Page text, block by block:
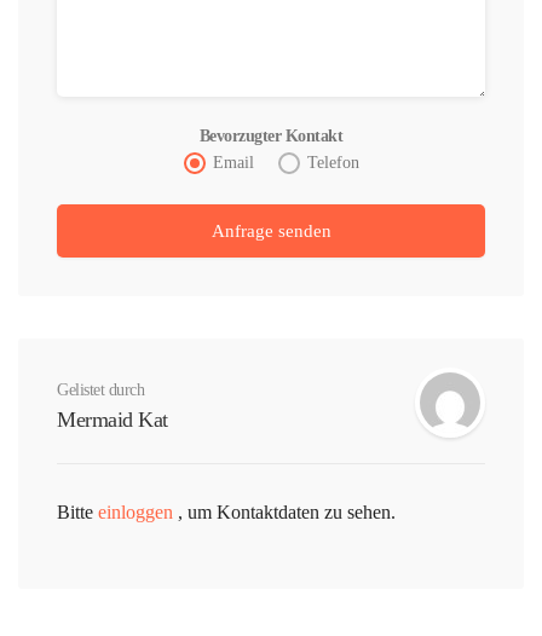
Bevorzugter Kontakt
Email
Telefon
Gelistet durch
Mermaid Kat
Bitte einloggen , um Kontaktdaten zu sehen.